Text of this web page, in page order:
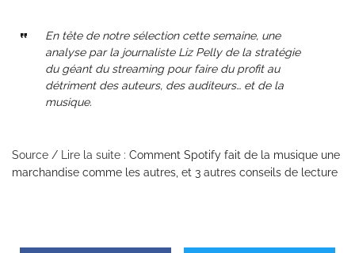
En tête de notre sélection cette semaine, une
analyse par la journaliste Liz Pelly de la stratégie
du géant du streaming pour faire du profit au
détriment des auteurs, des auditeurs… et de la
musique.
Source / Lire la suite : Comment Spotify fait de la musique une
marchandise comme les autres, et 3 autres conseils de lecture